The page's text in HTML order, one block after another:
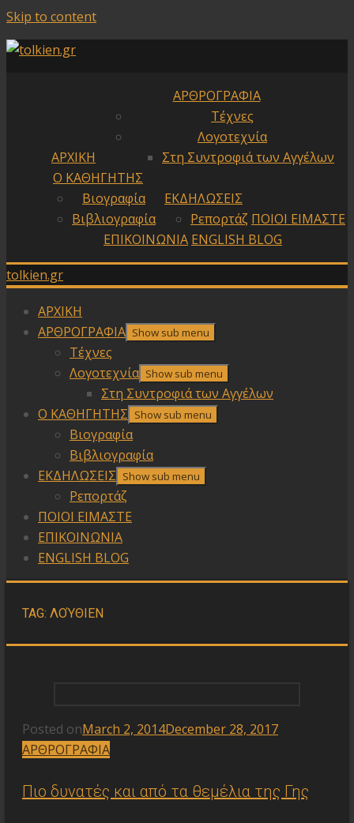
Skip to content
ΑΡΧΙΚΗ
ΑΡΘΡΟΓΡΑΦΙΑ
Τέχνες
Λογοτεχνία
Στη Συντροφιά των Αγγέλων
Ο ΚΑΘΗΓΗΤΗΣ
Βιογραφία
Βιβλιογραφία
ΕΚΔΗΛΩΣΕΙΣ
Ρεπορτάζ ΠΟΙΟΙ ΕΙΜΑΣΤΕ
ΕΠΙΚΟΙΝΩΝΙΑ ENGLISH BLOG
tolkien.gr
ΑΡΧΙΚΗ
ΑΡΘΡΟΓΡΑΦΙΑ Show sub menu
Τέχνες
Λογοτεχνία Show sub menu
Στη Συντροφιά των Αγγέλων
Ο ΚΑΘΗΓΗΤΗΣ Show sub menu
Βιογραφία
Βιβλιογραφία
ΕΚΔΗΛΩΣΕΙΣ Show sub menu
Ρεπορτάζ
ΠΟΙΟΙ ΕΙΜΑΣΤΕ
ΕΠΙΚΟΙΝΩΝΙΑ
ENGLISH BLOG
TAG: ΛΟΎΘΙΕΝ
Posted onMarch 2, 2014December 28, 2017
ΑΡΘΡΟΓΡΑΦΙΑ
Πιο δυνατές και από τα θεμέλια της Γης